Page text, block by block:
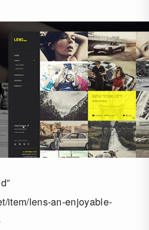
item/lens-an-enjoyable-